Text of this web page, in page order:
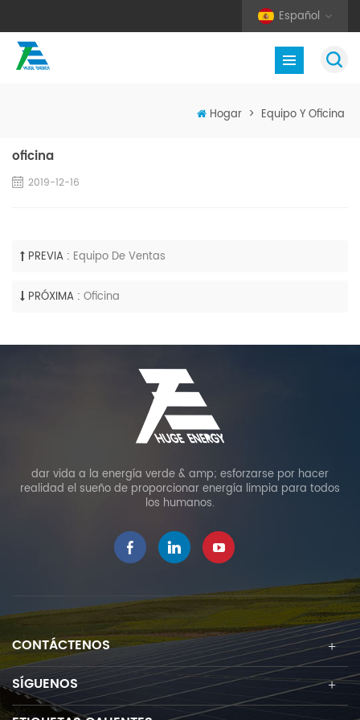
Español
Hogar > Equipo Y Oficina
oficina
2019-12-16
PREVIA : Equipo De Ventas
PRÓXIMA : Oficina
dar vida a la energía verde & amp; esforzarse por hacer
realidad el sueño de proporcionar energía limpia para todos
los humanos.
CONTÁCTENOS
SÍGUENOS